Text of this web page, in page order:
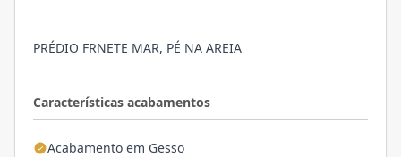
Características acabamentos
Acabamento em Gesso
PRÉDIO FRNETE MAR, PÉ NA AREIA